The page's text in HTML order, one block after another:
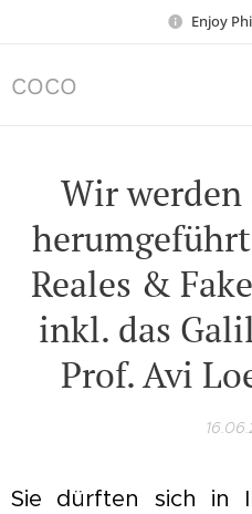
Enjoy
COCO
Wir werden
Reales &
inkl. das
Prof. Avi
Sie dürften sich in